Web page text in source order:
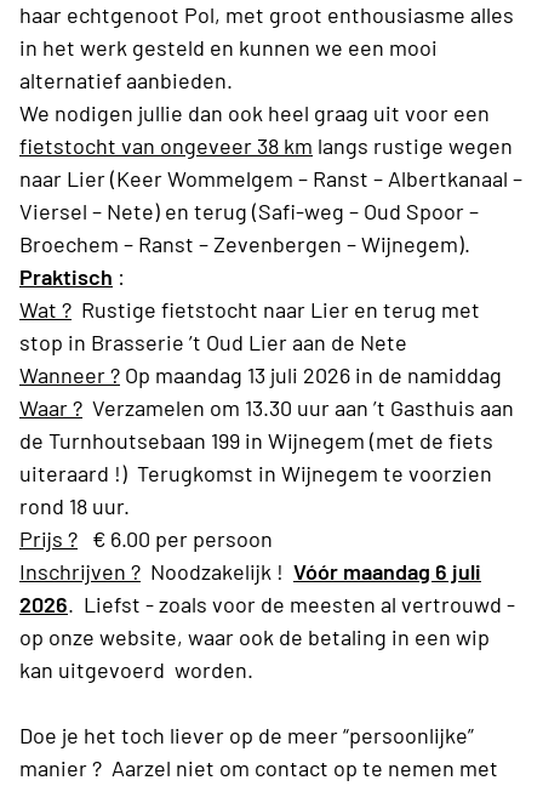
haar echtgenoot Pol, met groot enthousiasme alles
in het werk gesteld en kunnen we een mooi
alternatief aanbieden.
We nodigen jullie dan ook heel graag uit voor een
fietstocht van ongeveer 38 km langs rustige wegen
naar Lier (Keer Wommelgem – Ranst – Albertkanaal –
Viersel – Nete) en terug (Safi-weg – Oud Spoor –
Broechem – Ranst – Zevenbergen – Wijnegem).
Praktisch :
Wat ? Rustige fietstocht naar Lier en terug met
stop in Brasserie ’t Oud Lier aan de Nete
Wanneer ? Op maandag 13 juli 2026 in de namiddag
Waar ? Verzamelen om 13.30 uur aan ’t Gasthuis aan
de Turnhoutsebaan 199 in Wijnegem (met de fiets
uiteraard !) Terugkomst in Wijnegem te voorzien
rond 18 uur.
Prijs ? € 6.00 per persoon
Inschrijven ? Noodzakelijk ! Vóór maandag 6 juli
2026. Liefst - zoals voor de meesten al vertrouwd -
op onze website, waar ook de betaling in een wip
kan uitgevoerd worden.
Doe je het toch liever op de meer “persoonlijke”
manier ? Aarzel niet om contact op te nemen met